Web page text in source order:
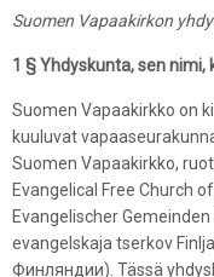
Suomen Vapaakirkon
1 § Yhdyskunta, sen nimi,
Suomen Vapaakirkko on
kuuluvat
Suomen Vapaakirkko,
Evangelical Free Church
Evangelischer
evangelskaja tserkov
Финляндии). Tässä